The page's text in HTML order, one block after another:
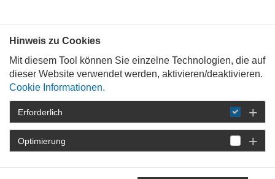
STARTSEITE
WEIN &
ARCHITEKTUR
ARCHITEKTURPREIS WEIN
2007
Hinweis zu Cookies
Mit diesem Tool können Sie einzelne Technologien, die auf
dieser Website verwendet werden, aktivieren/deaktivieren.
Cookie Informationen.
Erforderlich
Optimierung